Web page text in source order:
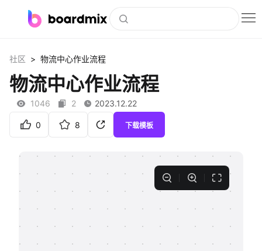
社区资源
下载
私有化部署
社区 > 物流中心作业流程
物流中心作业流程
1046 2 2023.12.22
0 8 下载模板